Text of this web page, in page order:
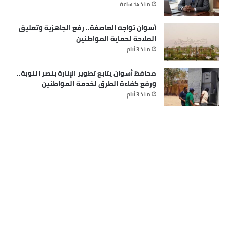
منذ 14 ساعة
أسوان تواجه العاصفة.. رفع الجاهزية وتعليق
الملاحة لحماية المواطنين
منذ 3 أيام
محافظ أسوان يتابع تطوير الإنارة بنصر النوبة..
ورفع كفاءة الطرق لخدمة المواطنين
منذ 3 أيام